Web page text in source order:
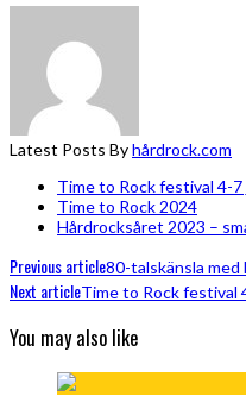
Latest Posts Byhårdrock.com
Time to Rock festival 4-7
Time to Rock 2024
Hårdrocksåret 2023 –
Previous article80-talskänsla med
Next articleTime to Rock festival
You may also like